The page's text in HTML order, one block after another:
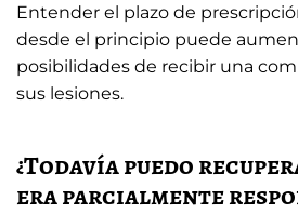
Entender el plazo de
desde el principio puede
posibilidades de recibir una
sus lesiones.
¿Todavía puedo
era parcialmente